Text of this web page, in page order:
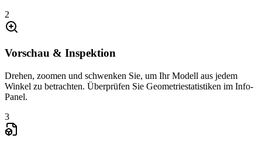
2
Vorschau & Inspektion
Drehen, zoomen und schwenken Sie, um Ihr Modell aus jedem
Winkel zu betrachten. Überprüfen Sie Geometriestatistiken im Info-
Panel.
3